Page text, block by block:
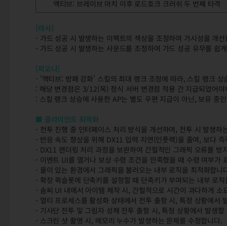
액티브: 브레이브 마치 이후 로드호크 크러쉬 두 번째 타격
[테사]
- 가드 성공 시 발생하는 이펙트의 색상을 조정하여 가시성을 개
- 가드 성공 시 발생하는 사운드를 조정하여 가드 성공 유무를 쉽
[피오나]
- '액티브: 방패 강화' 스킬의 최대 랭크 조정에 따라, 스킬 랭크 상
: 해당 변경점은 3/12(목) 정식 서버 변경점 적용 간 지급되었어
: 스킬 랭크 상승에 사용한 AP는 별도 우편 지급이 아닌, 보유 중
■ 클라이언트 최적화
- 전투 진행 중 인터페이스 처리 방식을 개선하여, 전투 시 발생하
- 반응 속도 향상을 위해 DX11 입력 지연(인풋랙)을 줄여, 보다
- DX11 렌더링 처리 과정을 보완하여 간헐적인 그래픽 오류를 방
- 이벤트 UI를 열거나 보상 수령 조건을 만족했을 때 수령 여부가
- 물이 있는 환경에서 그래픽을 불러오는 내부 로직을 최적화합니
- 확장 퀵슬롯에 단축키를 설정할 때 단축키가 부여되는 내부 로
- 솜씨 UI 내에서 아이템 제작 시, 간헐적으로 시간이 과다하게
- 멀티 프로세스를 활성화 상태에서 전투 출항 시, 특정 상황에서
- 기사단 전투 및 그림자 성채 전투 출항 시, 특정 상황에서 발생
- 스크린 샷 촬영 시, 메모리 누수가 발생하는 문제를 수정합니다.